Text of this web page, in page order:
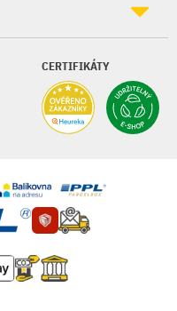
CERTIFIKÁTY